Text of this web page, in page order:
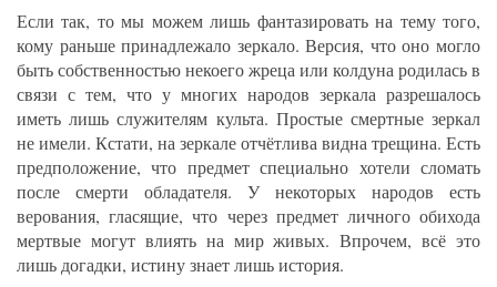
Если так, то мы можем лишь фантазировать на тему того,
кому раньше принадлежало зеркало. Версия, что оно могло
быть собственностью некоего жреца или колдуна родилась в
связи с тем, что у многих народов зеркала разрешалось
иметь лишь служителям культа. Простые смертные зеркал
не имели. Кстати, на зеркале отчётлива видна трещина. Есть
предположение, что предмет специально хотели сломать
после смерти обладателя. У некоторых народов есть
верования, гласящие, что через предмет личного обихода
мертвые могут влиять на мир живых. Впрочем, всё это
лишь догадки, истину знает лишь история.